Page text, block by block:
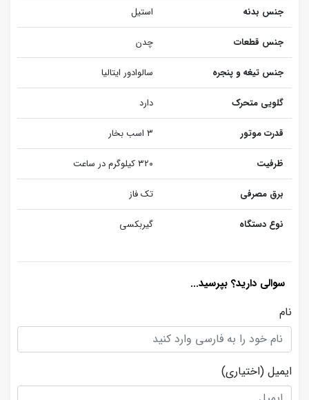
جنس بدنه استیل
جنس قطعات چدن
جنس تیغه و پنجره سالوادور ایتالیا
گلویی متحرک دارد
قدرت موتور ۳ اسب بخار
ظرفیت ۳۲۰ کیلوگرم در ساعت
برق مصرفی تک فاز
نوع دستگاه گیربکسی
سوالی دارید؟ بپرسید...
نام
ایمیل (اختیاری)